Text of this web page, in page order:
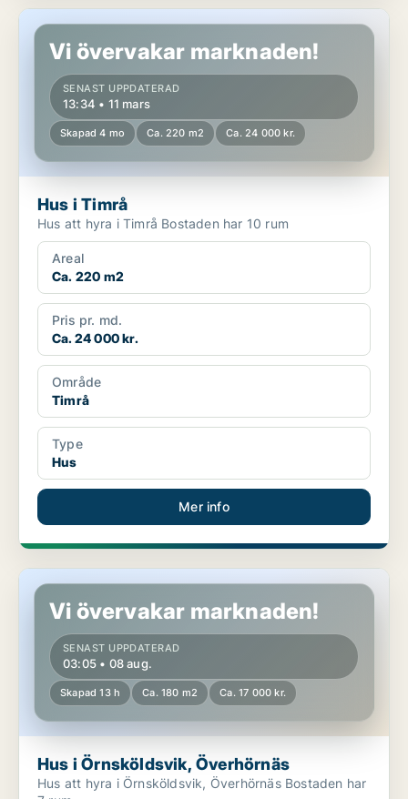
Hus i Timrå
Vi övervakar marknaden!
SENAST UPPDATERAD
13:34 • 11 mars
Skapad 4 mo Ca. 220 m2 Ca. 24 000 kr.
Hus i Timrå
Hus att hyra i Timrå Bostaden har 10 rum
Areal
Ca. 220 m2
Pris pr. md.
Ca. 24 000 kr.
Område
Timrå
Type
Hus
Mer info
Hus i Örnsköldsvik, Överhörnäs
Vi övervakar marknaden!
SENAST UPPDATERAD
03:05 • 08 aug.
Skapad 13 h Ca. 180 m2 Ca. 17 000 kr.
Hus i Örnsköldsvik, Överhörnäs
Hus att hyra i Örnsköldsvik, Överhörnäs Bostaden har